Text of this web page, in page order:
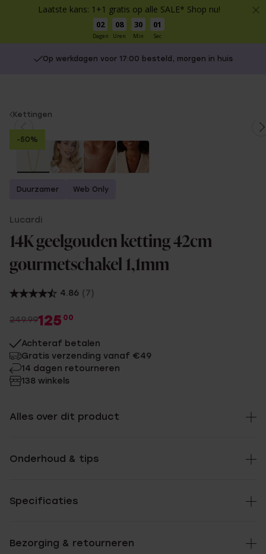
Laatste kans: 1+1 gratis op alle SALE* Shop nu!
02
Dagen
08
Uren
30
Min
01
Sec
Op werkdagen voor 17:00 besteld, morgen in huis
You
are
here:
Kettingen
-50%
Duurzamer Web Only
Lucardi
14K geelgouden ketting 42cm
gourmetschakel 1,1mm
4.86 (7)
249.99125 00
Achteraf betalen
Gratis verzending vanaf €49
14 dagen retourneren
138 winkels
Alles over dit product
Onderhoud & tips
Specificaties
Bezorging & retourneren